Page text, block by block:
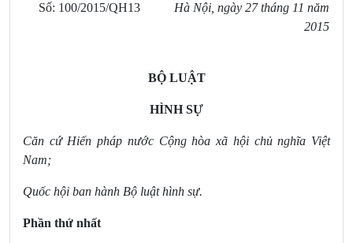
Số: 100/2015/QH13
Hà Nội, ngày 27 tháng 11 năm
2015
BỘ LUẬT
HÌNH SỰ
Căn cứ Hiến pháp nước Cộng hòa xã hội chủ nghĩa Việt
Nam;
Quốc hội ban hành Bộ luật hình sự.
Phần thứ nhất